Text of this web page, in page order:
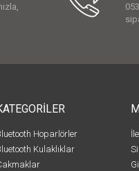
Hoparlörler
Kulaklıklar